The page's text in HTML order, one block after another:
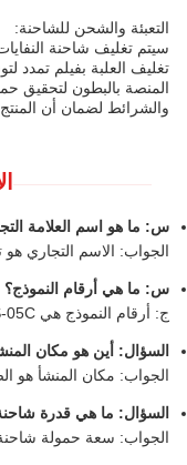
التعبئة والشحن للشاحنة:
سيتم تغليف شاحنة
تغليف العلبة بفيلم تمدد
المنصة بالبطون لتحقيق
والشرائط لضمان أن المنتج
س: ما هو اسم العلامة
الجواب: الاسم التجاري هو
س: ما هي أرقام النموذج؟
ج: أرقام النموذج هي TRS-05A/TRS-05B/TRS-05C.
السؤال: أين هو مكان
الجواب: مكان المنشأ هو
السؤال: ما هي قدرة شاحنة
الجواب: سعة حمولة شاحنة